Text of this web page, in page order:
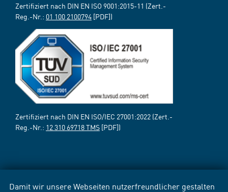
Damit wir unsere Webseiten nutzerfreundlicher gestalten
Zertifiziert nach DIN EN ISO 9001:2015-11 (Zert.-
Reg.-Nr.: 01 100 2100794 [PDF])
Zertifiziert nach DIN EN ISO/IEC 27001:2022 (Zert.-
Reg.-Nr.: 12 310 69718 TMS [PDF])